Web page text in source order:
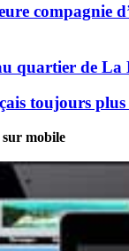
compagnie
quartier de La
toujours
mobile